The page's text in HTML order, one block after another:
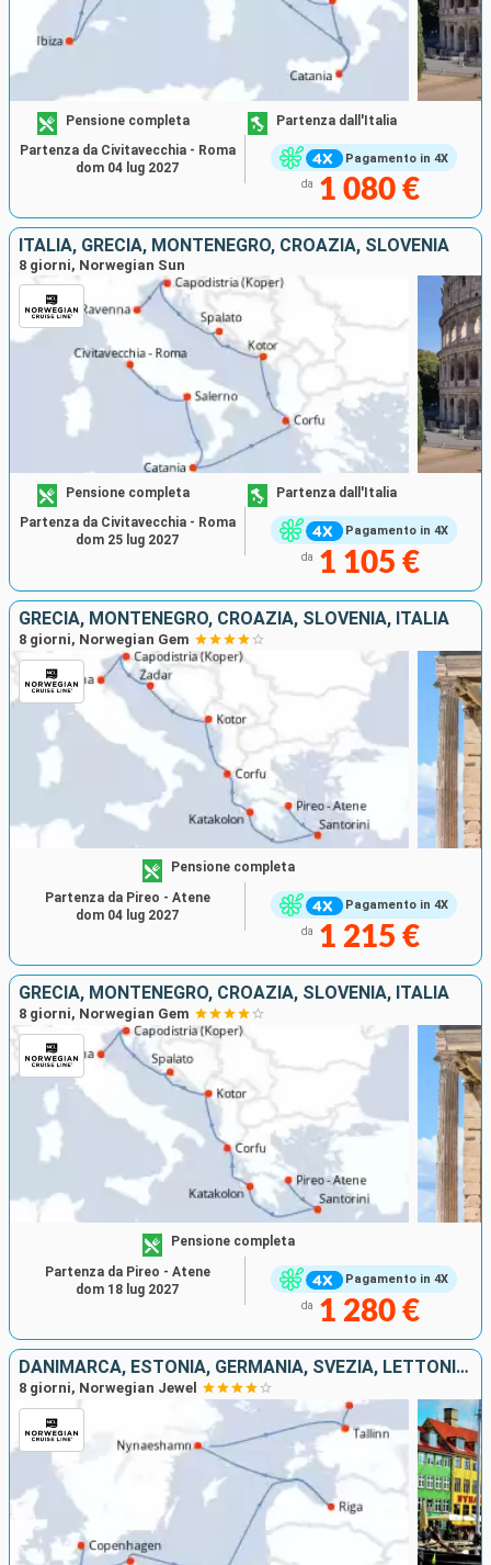
Pagamento in 4X
Pensione completa Partenza dall'Italia
da 1 080 €
Partenza da Civitavecchia - Roma
dom 04 lug 2027
ITALIA, GRECIA, MONTENEGRO, CROAZIA, SLOVENIA
8 giorni, Norwegian Sun
Pagamento in 4X
Pensione completa Partenza dall'Italia
da 1 105 €
Partenza da Civitavecchia - Roma
dom 25 lug 2027
GRECIA, MONTENEGRO, CROAZIA, SLOVENIA, ITALIA
8 giorni, Norwegian Gem
Pagamento in 4X
Pensione completa
da 1 215 €
Partenza da Pireo - Atene
dom 04 lug 2027
GRECIA, MONTENEGRO, CROAZIA, SLOVENIA, ITALIA
8 giorni, Norwegian Gem
Pagamento in 4X
Pensione completa
da 1 280 €
Partenza da Pireo - Atene
dom 18 lug 2027
DANIMARCA, ESTONIA, GERMANIA, SVEZIA, LETTONIA, FINLANDIA, POLONIA
8 giorni, Norwegian Jewel